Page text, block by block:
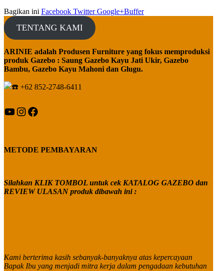
Bagikan ini Facebook TwitterGoogle+Buffer
TENTANG KAMI
ARINIE adalah Produsen Furniture yang fokus memproduksi
produk Gazebo : Saung Gazebo Kayu Jati Ukir, Gazebo
Bambu, Gazebo Kayu Mahoni dan Glugu.
+62 852-2748-6411
YouTube
Instagram
Facebook
METODE PEMBAYARAN
Silahkan KLIK TOMBOL untuk cek KATALOG GAZEBO dan
REVIEW ULASAN produk dibawah ini :
Kami berterima kasih sebanyak-banyaknya atas kepercayaan
Bapak Ibu yang menjadi mitra kerja dalam pengadaan kebutuhan